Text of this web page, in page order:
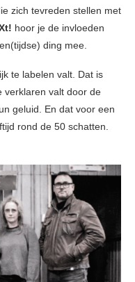
zich tevreden stellen met
hoor je de invloeden
ding mee.
te labelen valt. Dat is
verklaren valt door de
geluid. En dat voor een
rond de 50 schatten.